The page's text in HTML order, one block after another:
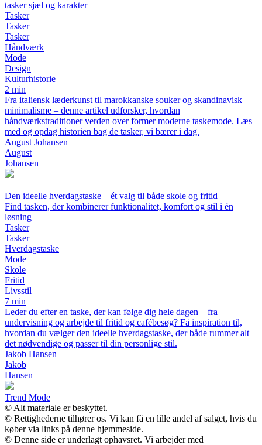
tasker sjæl og karakter
Tasker
Tasker
Tasker
Håndværk
Mode
Design
Kulturhistorie
2 min
Fra italiensk læderkunst til marokkanske souker og skandinavisk
minimalisme – denne artikel udforsker, hvordan
håndværkstraditioner verden over former moderne taskemode. Læs
med og opdag historien bag de tasker, vi bærer i dag.
August Johansen
August
Johansen
Den ideelle hverdagstaske – ét valg til både skole og fritid
Find tasken, der kombinerer funktionalitet, komfort og stil i én
løsning
Tasker
Tasker
Hverdagstaske
Mode
Skole
Fritid
Livsstil
7 min
Leder du efter en taske, der kan følge dig hele dagen – fra
undervisning og arbejde til fritid og cafébesøg? Få inspiration til,
hvordan du vælger den ideelle hverdagstaske, der både rummer alt
det nødvendige og passer til din personlige stil.
Jakob Hansen
Jakob
Hansen
Trend Mode
© Alt materiale er beskyttet.
© Rettighederne tilhører os. Vi kan få en lille andel af salget, hvis du
køber via links på denne hjemmeside.
© Denne side er underlagt ophavsret. Vi arbejder med